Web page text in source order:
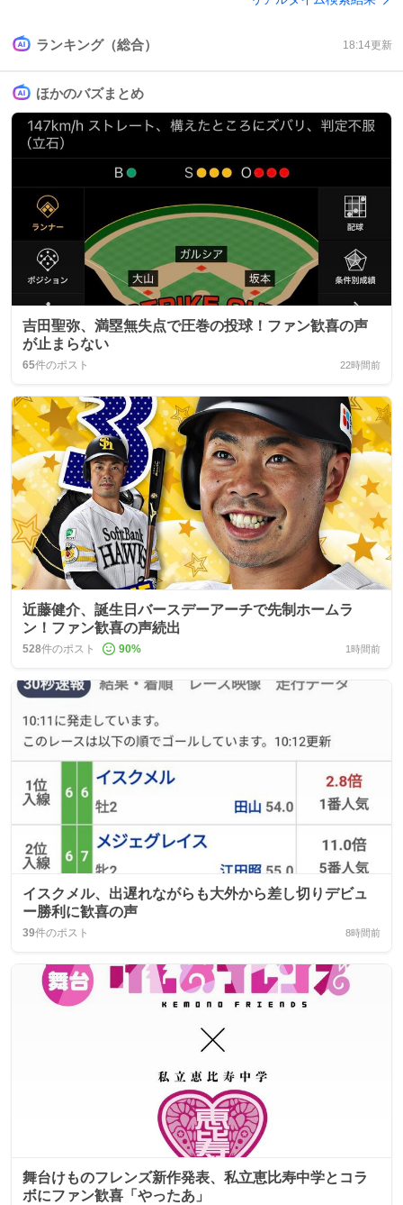
ランキング（総合） 18:14更新
ほかのバズまとめ
吉田聖弥、満塁無失点で圧巻の投球！ファン歓喜の声
が止まらない
65件のポスト 22時間前
近藤健介、誕生日バースデーアーチで先制ホームラ
ン！ファン歓喜の声続出
528件のポスト 90% 1時間前
イスクメル、出遅れながらも大外から差し切りデビュ
ー勝利に歓喜の声
39件のポスト 8時間前
舞台けものフレンズ新作発表、私立恵比寿中学とコラ
ボにファン歓喜「やったあ」